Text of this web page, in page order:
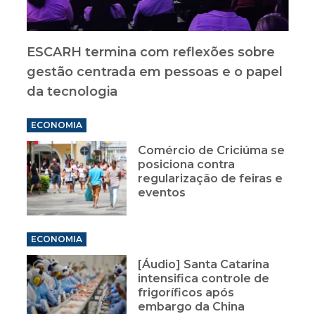
ESCARH termina com reflexões sobre
gestão centrada em pessoas e o papel
da tecnologia
ECONOMIA
Comércio de Criciúma se
posiciona contra
regularização de feiras e
eventos
ECONOMIA
[Áudio] Santa Catarina
intensifica controle de
frigoríficos após
embargo da China